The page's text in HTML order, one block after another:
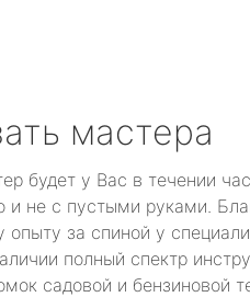
мастера
будет у Вас в течении
и не с пустыми руками.
за спиной у
полный спектр
садовой и бензиновой